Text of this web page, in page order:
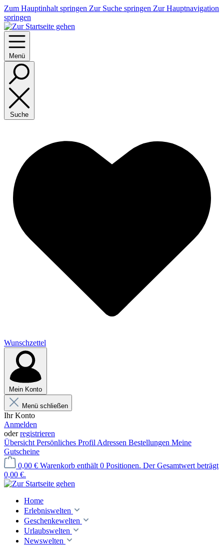
Zum Hauptinhalt springen Zur Suche springen Zur Hauptnavigation
springen
Menü
Suche
Wunschzettel
Mein Konto
Menü schließen
Ihr Konto
Anmelden
oderregistrieren
Übersicht Persönliches Profil Adressen Bestellungen Meine
Gutscheine
0,00 € Warenkorb enthält 0 Positionen. Der Gesamtwert beträgt
0,00 €.
Home
Erlebniswelten
Geschenkewelten
Urlaubswelten
Newswelten